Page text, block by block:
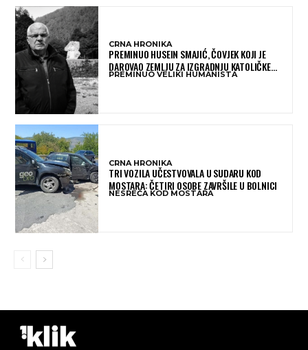
CRNA HRONIKA
PREMINUO HUSEIN SMAJIĆ, ČOVJEK KOJI JE
DAROVAO ZEMLJU ZA IZGRADNJU KATOLIČKE
CRKVE U BUGOJNU
PREMINUO VELIKI HUMANISTA
CRNA HRONIKA
TRI VOZILA UČESTVOVALA U SUDARU KOD
MOSTARA: ČETIRI OSOBE ZAVRŠILE U BOLNICI
NESREĆA KOD MOSTARA